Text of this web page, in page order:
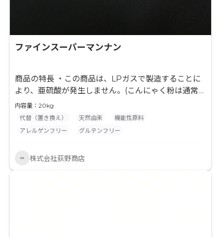
ファインスーパーマンナン
商品の特長 ・この商品は、LPガスで製造することに
より、亜硫酸が発生しません。(こんにゃく粉は通常、
製造上キャリーオーバーとして亜硫酸が残留します。)
・LPG乾燥したこんにゃく粉をアルコール洗浄し、こ
んにゃく粉特有の臭いや不純物を除去しています。 ・
内容量：20kg
代替（置き換え）
天然由来
機能性原料
アレルゲンフリー
グルテンフリー
株式会社荻野商店